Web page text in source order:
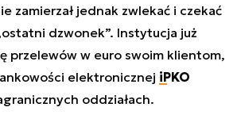
zamierzał jednak zwlekać i czekać
dzwonek”. Instytucja już
przelewów w euro swoim klientom,
elektronicznej iPKO
oddziałach.